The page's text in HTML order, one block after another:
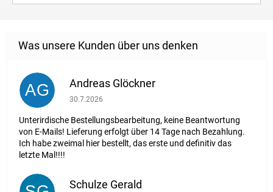
AG Andreas Glöckner
Die Shop-Bewertung beträgt 1 von 5 Sternen.
30.7.2026
Unterirdische Bestellungsbearbeitung, keine Beantwortung
von E-Mails! Lieferung erfolgt über 14 Tage nach Bezahlung.
Ich habe zweimal hier bestellt, das erste und definitiv das
letzte Mal!!!!
Schulze Gerald